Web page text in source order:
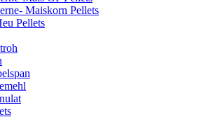
Maiskorn Pellets
Pellets